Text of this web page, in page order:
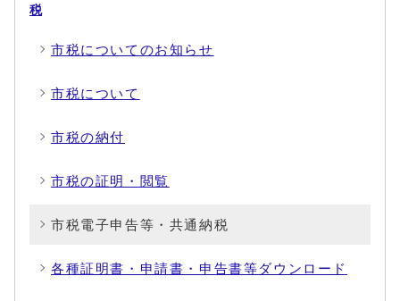
税
市税についてのお知らせ
市税について
市税の納付
市税の証明・閲覧
市税電子申告等・共通納税
各種証明書・申請書・申告書等ダウンロード